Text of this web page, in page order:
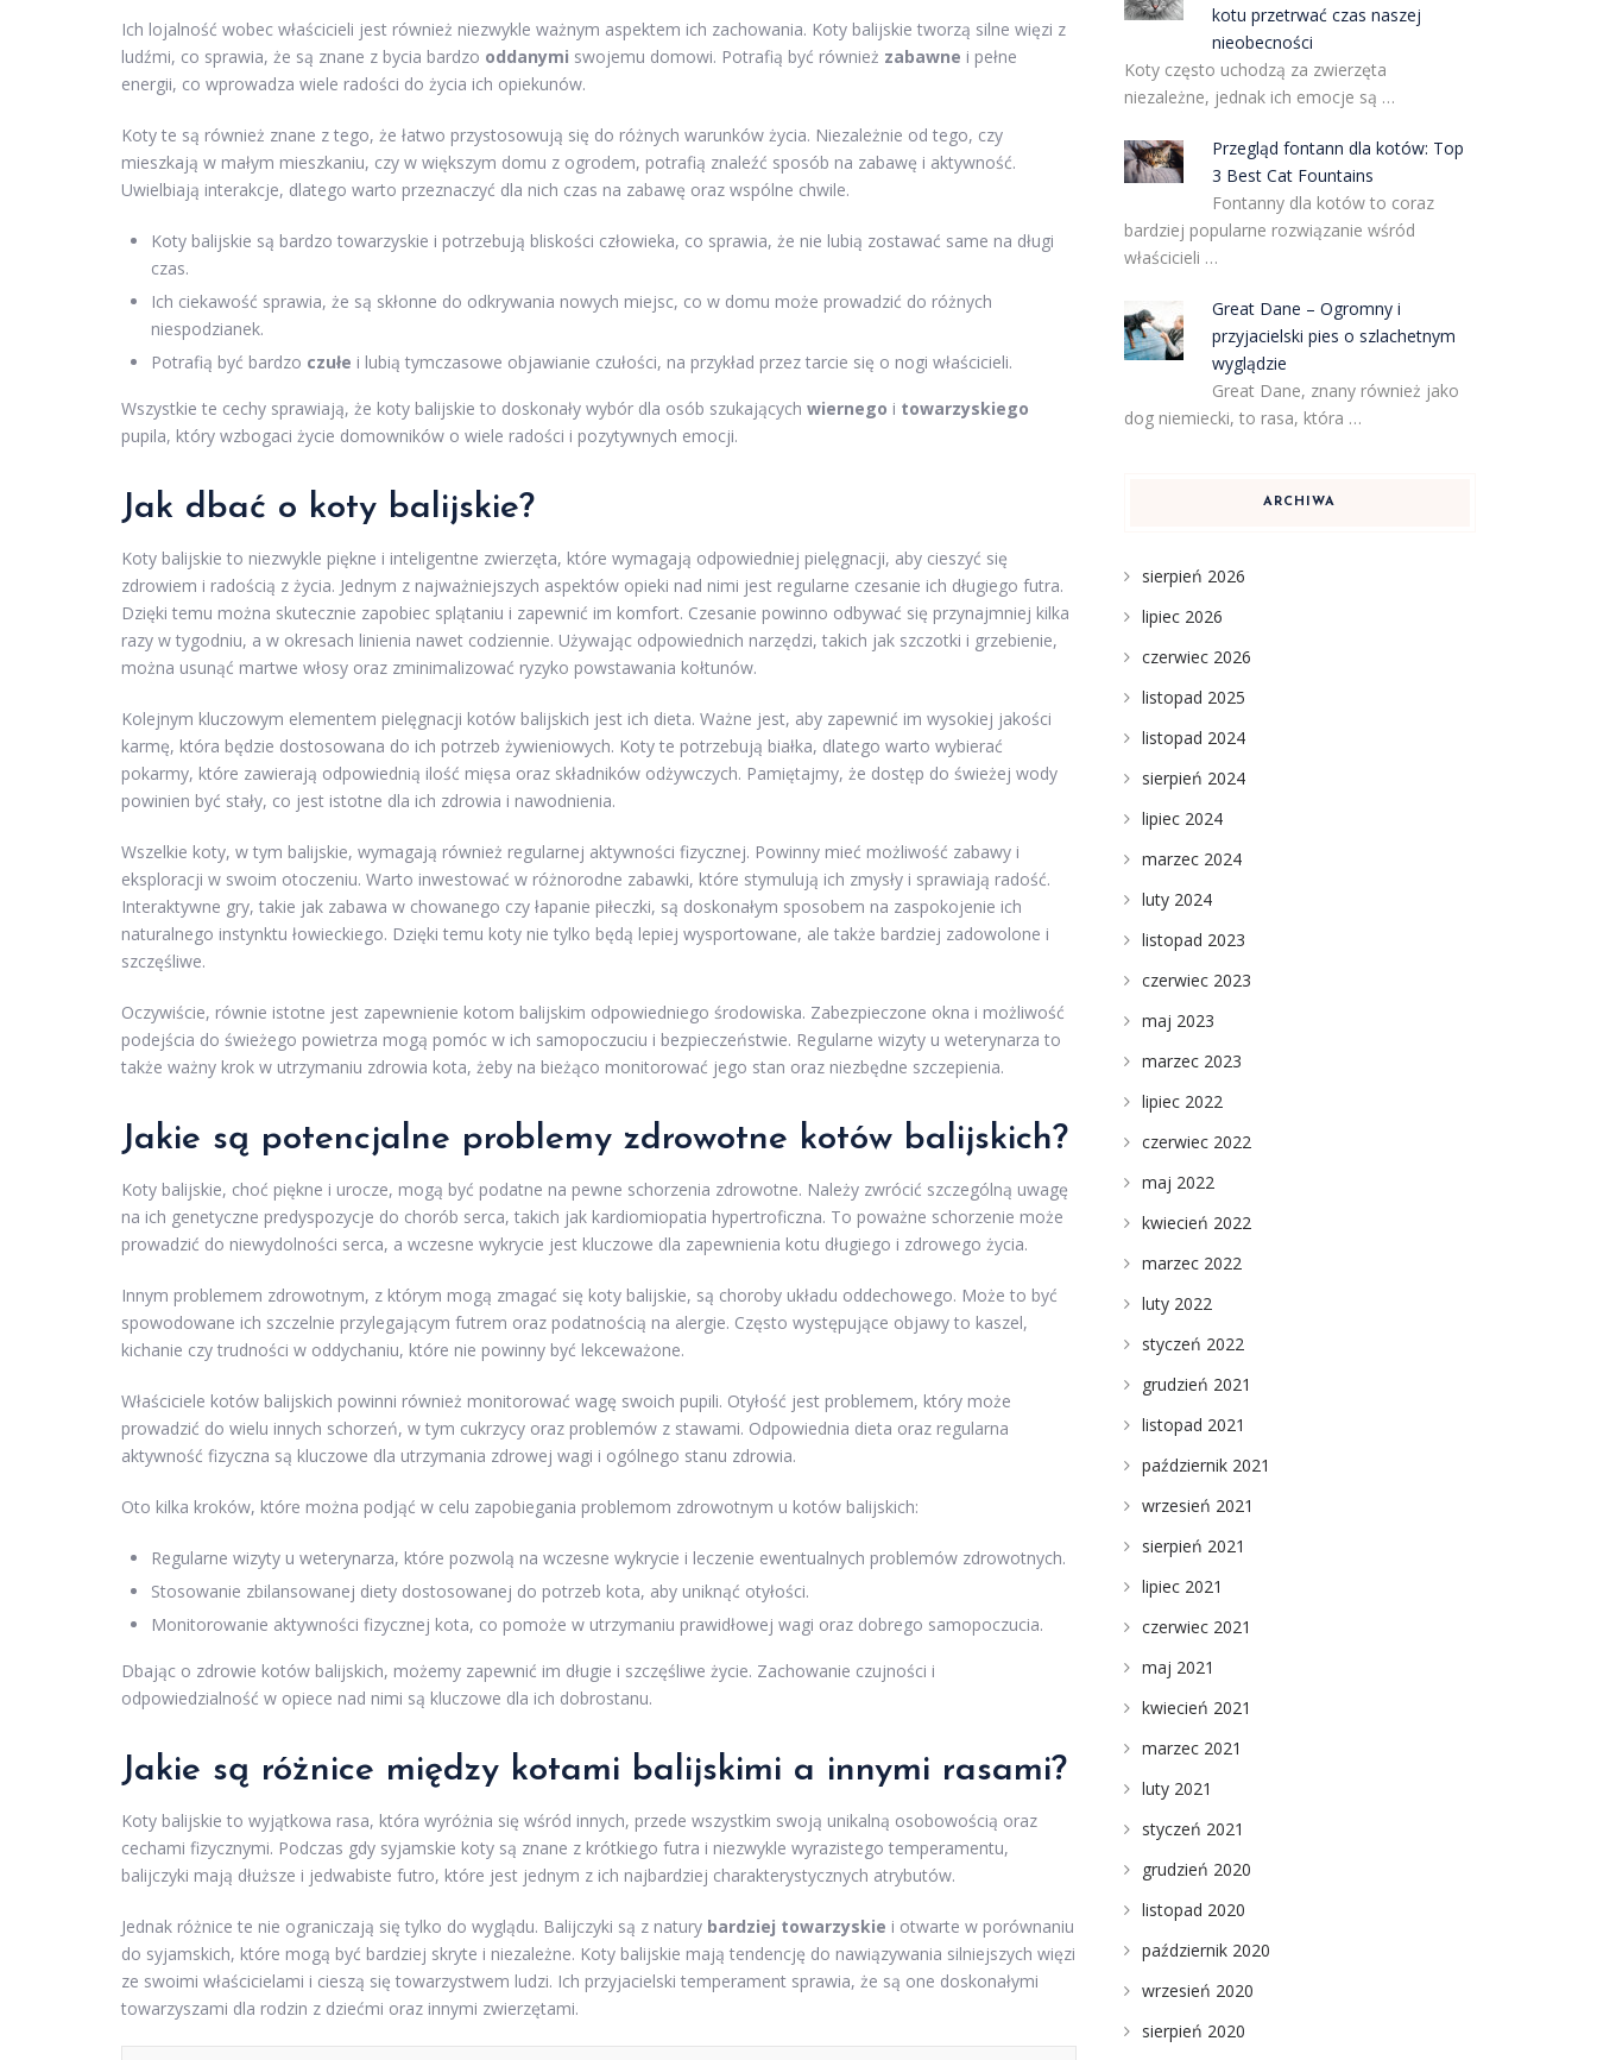
Ich lojalność wobec właścicieli jest również niezwykle ważnym aspektem ich zachowania. Koty balijskie tworzą silne więzi z
ludźmi, co sprawia, że są znane z bycia bardzo oddanymi swojemu domowi. Potrafią być również zabawne i pełne
energii, co wprowadza wiele radości do życia ich opiekunów.
Koty te są również znane z tego, że łatwo przystosowują się do różnych warunków życia. Niezależnie od tego, czy
mieszkają w małym mieszkaniu, czy w większym domu z ogrodem, potrafią znaleźć sposób na zabawę i aktywność.
Uwielbiają interakcje, dlatego warto przeznaczyć dla nich czas na zabawę oraz wspólne chwile.
Koty balijskie są bardzo towarzyskie i potrzebują bliskości człowieka, co sprawia, że nie lubią zostawać same na długi
czas.
Ich ciekawość sprawia, że są skłonne do odkrywania nowych miejsc, co w domu może prowadzić do różnych
niespodzianek.
Potrafią być bardzo czułe i lubią tymczasowe objawianie czułości, na przykład przez tarcie się o nogi właścicieli.
Wszystkie te cechy sprawiają, że koty balijskie to doskonały wybór dla osób szukających wiernego i towarzyskiego
pupila, który wzbogaci życie domowników o wiele radości i pozytywnych emocji.
Jak dbać o koty balijskie?
Koty balijskie to niezwykle piękne i inteligentne zwierzęta, które wymagają odpowiedniej pielęgnacji, aby cieszyć się
zdrowiem i radością z życia. Jednym z najważniejszych aspektów opieki nad nimi jest regularne czesanie ich długiego futra.
Dzięki temu można skutecznie zapobiec splątaniu i zapewnić im komfort. Czesanie powinno odbywać się przynajmniej kilka
razy w tygodniu, a w okresach linienia nawet codziennie. Używając odpowiednich narzędzi, takich jak szczotki i grzebienie,
można usunąć martwe włosy oraz zminimalizować ryzyko powstawania kołtunów.
Kolejnym kluczowym elementem pielęgnacji kotów balijskich jest ich dieta. Ważne jest, aby zapewnić im wysokiej jakości
karmę, która będzie dostosowana do ich potrzeb żywieniowych. Koty te potrzebują białka, dlatego warto wybierać
pokarmy, które zawierają odpowiednią ilość mięsa oraz składników odżywczych. Pamiętajmy, że dostęp do świeżej wody
powinien być stały, co jest istotne dla ich zdrowia i nawodnienia.
Wszelkie koty, w tym balijskie, wymagają również regularnej aktywności fizycznej. Powinny mieć możliwość zabawy i
eksploracji w swoim otoczeniu. Warto inwestować w różnorodne zabawki, które stymulują ich zmysły i sprawiają radość.
Interaktywne gry, takie jak zabawa w chowanego czy łapanie piłeczki, są doskonałym sposobem na zaspokojenie ich
naturalnego instynktu łowieckiego. Dzięki temu koty nie tylko będą lepiej wysportowane, ale także bardziej zadowolone i
szczęśliwe.
Oczywiście, równie istotne jest zapewnienie kotom balijskim odpowiedniego środowiska. Zabezpieczone okna i możliwość
podejścia do świeżego powietrza mogą pomóc w ich samopoczuciu i bezpieczeństwie. Regularne wizyty u weterynarza to
także ważny krok w utrzymaniu zdrowia kota, żeby na bieżąco monitorować jego stan oraz niezbędne szczepienia.
Jakie są potencjalne problemy zdrowotne kotów balijskich?
Koty balijskie, choć piękne i urocze, mogą być podatne na pewne schorzenia zdrowotne. Należy zwrócić szczególną uwagę
na ich genetyczne predyspozycje do chorób serca, takich jak kardiomiopatia hypertroficzna. To poważne schorzenie może
prowadzić do niewydolności serca, a wczesne wykrycie jest kluczowe dla zapewnienia kotu długiego i zdrowego życia.
Innym problemem zdrowotnym, z którym mogą zmagać się koty balijskie, są choroby układu oddechowego. Może to być
spowodowane ich szczelnie przylegającym futrem oraz podatnością na alergie. Często występujące objawy to kaszel,
kichanie czy trudności w oddychaniu, które nie powinny być lekceważone.
Właściciele kotów balijskich powinni również monitorować wagę swoich pupili. Otyłość jest problemem, który może
prowadzić do wielu innych schorzeń, w tym cukrzycy oraz problemów z stawami. Odpowiednia dieta oraz regularna
aktywność fizyczna są kluczowe dla utrzymania zdrowej wagi i ogólnego stanu zdrowia.
Oto kilka kroków, które można podjąć w celu zapobiegania problemom zdrowotnym u kotów balijskich:
Regularne wizyty u weterynarza, które pozwolą na wczesne wykrycie i leczenie ewentualnych problemów zdrowotnych.
Stosowanie zbilansowanej diety dostosowanej do potrzeb kota, aby uniknąć otyłości.
Monitorowanie aktywności fizycznej kota, co pomoże w utrzymaniu prawidłowej wagi oraz dobrego samopoczucia.
Dbając o zdrowie kotów balijskich, możemy zapewnić im długie i szczęśliwe życie. Zachowanie czujności i
odpowiedzialność w opiece nad nimi są kluczowe dla ich dobrostanu.
Jakie są różnice między kotami balijskimi a innymi rasami?
Koty balijskie to wyjątkowa rasa, która wyróżnia się wśród innych, przede wszystkim swoją unikalną osobowością oraz
cechami fizycznymi. Podczas gdy syjamskie koty są znane z krótkiego futra i niezwykle wyrazistego temperamentu,
balijczyki mają dłuższe i jedwabiste futro, które jest jednym z ich najbardziej charakterystycznych atrybutów.
Jednak różnice te nie ograniczają się tylko do wyglądu. Balijczyki są z natury bardziej towarzyskie i otwarte w porównaniu
do syjamskich, które mogą być bardziej skryte i niezależne. Koty balijskie mają tendencję do nawiązywania silniejszych więzi
ze swoimi właścicielami i cieszą się towarzystwem ludzi. Ich przyjacielski temperament sprawia, że są one doskonałymi
towarzyszami dla rodzin z dziećmi oraz innymi zwierzętami.
kotu przetrwać czas naszej
nieobecności
Koty często uchodzą za zwierzęta
niezależne, jednak ich emocje są …
Przegląd fontann dla kotów: Top
3 Best Cat Fountains
Fontanny dla kotów to coraz
bardziej popularne rozwiązanie wśród
właścicieli …
Great Dane – Ogromny i
przyjacielski pies o szlachetnym
wyglądzie
Great Dane, znany również jako
dog niemiecki, to rasa, która …
ARCHIWA
sierpień 2026
lipiec 2026
czerwiec 2026
listopad 2025
listopad 2024
sierpień 2024
lipiec 2024
marzec 2024
luty 2024
listopad 2023
czerwiec 2023
maj 2023
marzec 2023
lipiec 2022
czerwiec 2022
maj 2022
kwiecień 2022
marzec 2022
luty 2022
styczeń 2022
grudzień 2021
listopad 2021
październik 2021
wrzesień 2021
sierpień 2021
lipiec 2021
czerwiec 2021
maj 2021
kwiecień 2021
marzec 2021
luty 2021
styczeń 2021
grudzień 2020
listopad 2020
październik 2020
wrzesień 2020
sierpień 2020